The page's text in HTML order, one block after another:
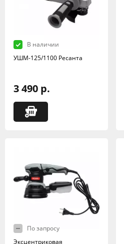
В наличии
УШМ-125/1100 Ресанта
3 490 р.
По запросу
Эксцентриковая